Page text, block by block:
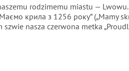
rodzimemu miastu —
крила з 1256 року”(„Mamy
nasza czerwona metka